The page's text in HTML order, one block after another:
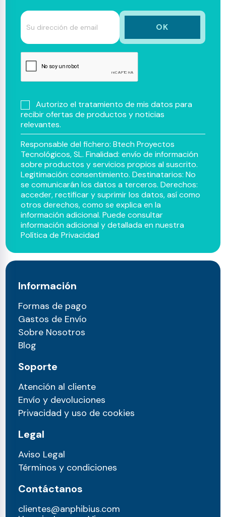
Autorizo el tratamiento de mis datos para
recibir ofertas de productos y noticias
relevantes.
Responsable del fichero: Btech Proyectos
Tecnológicos, SL. Finalidad: envío de información
sobre productos y servicios propios al suscrito.
Legitimación: consentimiento. Destinatarios: No
se comunicarán los datos a terceros. Derechos:
acceder, rectificar y suprimir los datos, así como
otros derechos, como se explica en la
información adicional. Puede consultar
información adicional y detallada en nuestra
Política de Privacidad
Información
Formas de pago
Gastos de Envío
Sobre Nosotros
Blog
Soporte
Atención al cliente
Envío y devoluciones
Privacidad y uso de cookies
Legal
Aviso Legal
Términos y condiciones
Contáctanos
clientes@anphibius.com